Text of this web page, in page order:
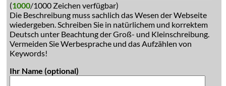
(1000/1000 Zeichen verfügbar)
Die Beschreibung muss sachlich das Wesen der Webseite
wiedergeben. Schreiben Sie in natürlichem und korrektem
Deutsch unter Beachtung der Groß- und Kleinschreibung.
Vermeiden Sie Werbesprache und das Aufzählen von
Keywords!
Ihr Name (optional)